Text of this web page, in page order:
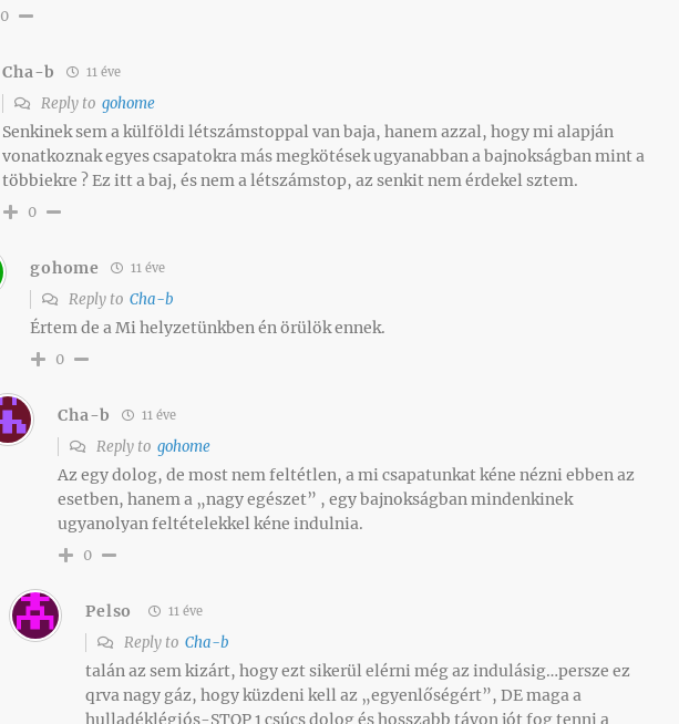
0
Cha-b 11 éve
Reply togohome
Senkinek sem a külföldi létszámstoppal van baja, hanem azzal, hogy mi alapján
vonatkoznak egyes csapatokra más megkötések ugyanabban a bajnokságban mint a
többiekre ? Ez itt a baj, és nem a létszámstop, az senkit nem érdekel sztem.
0
gohome 11 éve
Reply toCha-b
Értem de a Mi helyzetünkben én örülök ennek.
0
Cha-b 11 éve
Reply togohome
Az egy dolog, de most nem feltétlen, a mi csapatunkat kéne nézni ebben az
esetben, hanem a „nagy egészet” , egy bajnokságban mindenkinek
ugyanolyan feltételekkel kéne indulnia.
0
Pelso 11 éve
Reply toCha-b
talán az sem kizárt, hogy ezt sikerül elérni még az indulásig…persze ez
qrva nagy gáz, hogy küzdeni kell az „egyenlőségért”, DE maga a
hulladéklégiós-STOP 1 csúcs dolog és hosszabb távon jót fog tenni a